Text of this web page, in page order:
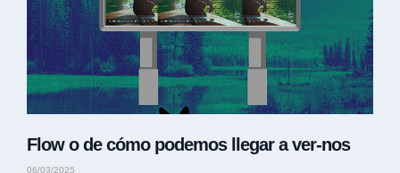
Flow o de cómo podemos llegar a ver-nos
06/03/2025